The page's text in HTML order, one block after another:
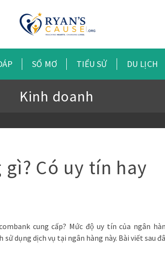
SỔ MƠ TIỂU SỬ DU LỊCH
Kinh doanh
gì? Có uy tín hay
cung cấp? Mức độ uy tín của ngân
dụng dịch vụ tại ngân hàng này. Bài viết sau